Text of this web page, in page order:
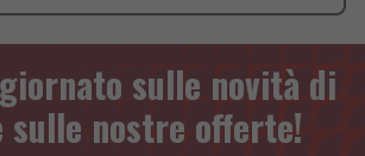
sulle novità di
sulle nostre offerte!